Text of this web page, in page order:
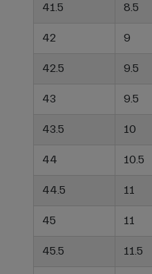
41.5 8.5
42 9
42.5 9.5
43 9.5
43.5 10
44 10.5
44.5 11
45 11
45.5 11.5